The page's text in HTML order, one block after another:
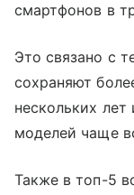
смартфонов в
Это связано с
сохраняют
нескольких
моделей чаще
Также в топ-5